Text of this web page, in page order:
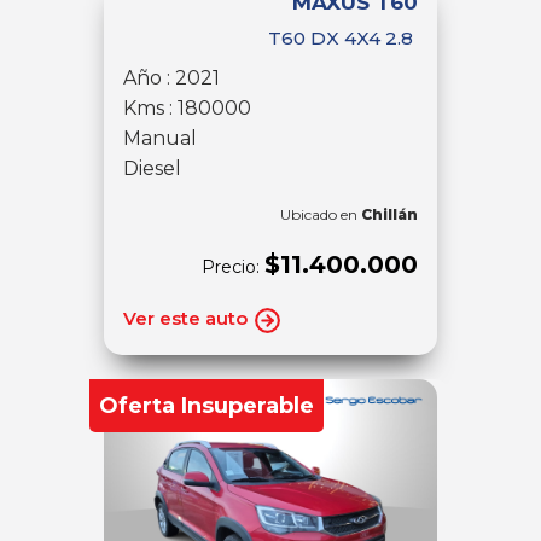
T60 DX 4X4 2.8
Año : 2021
Kms : 180000
Manual
Diesel
Ubicado en Chillán
Precio: $11.400.000
Ver este auto
Oferta Insuperable